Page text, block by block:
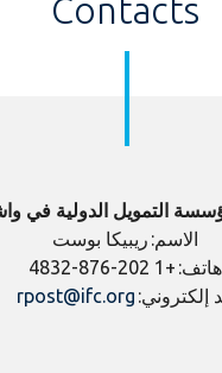
Contacts
التمويل الدولية في
الاسم: ريبيكا بوست
هاتف: +1 202-876-4832
إلكتروني: rpost@ifc.org